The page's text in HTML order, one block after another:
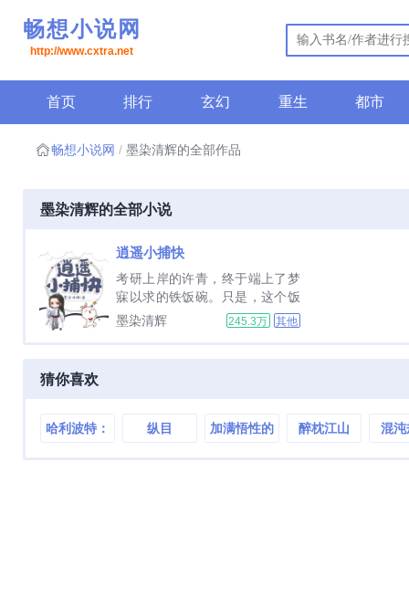
畅想小说网
http://www.cxtra.net
首页 排行 玄幻 重生 都市
畅想小说网 墨染清辉的全部作品
墨染清辉的全部小说
逍遥小捕快
考研上岸的许青，终于端上了梦
寐以求的铁饭碗。只是，这个饭
碗跟他想象的有点不一样，他穿
墨染清辉 245.3万 其他
猜你喜欢
哈利波特：
纵目
加满悟性的
醉枕江山 混沌